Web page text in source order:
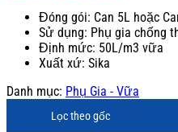
Đóng gói: Can 5L hoặc
Sử dụng: Phụ gia chống
Định mức: 50L/m3 vữa
Xuất xứ: Sika
Danh mục: Phụ Gia - Vữa
Lọc theo gốc